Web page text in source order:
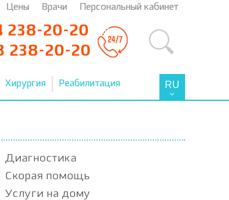
Цены Врачи Персональный кабинет
238-20-20
238-20-20
Хирургия Реабилитация RU
Диагностика
Скорая помощь
Услуги на дому